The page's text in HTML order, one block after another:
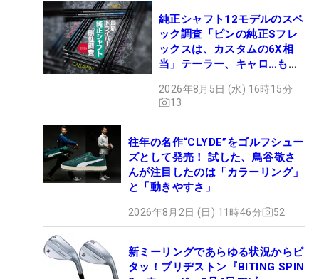
純正シャフト12モデルのスペ
ック調査「ピンの純正Sフレ
ックスは、カスタムの6X相
当」テーラー、キャロ…もチ
2026年8月5日 (水) 16時15分
13
往年の名作“CLYDE”をゴルフシュー
ズとして発売！ 試した、鳥谷敬さ
んが注目したのは「カラーリング」
と「動きやすさ」
2026年8月2日 (日) 11時46分 52
新ミーリングであらゆる状況からピ
タッ！ブリヂストン『BITING SPIN